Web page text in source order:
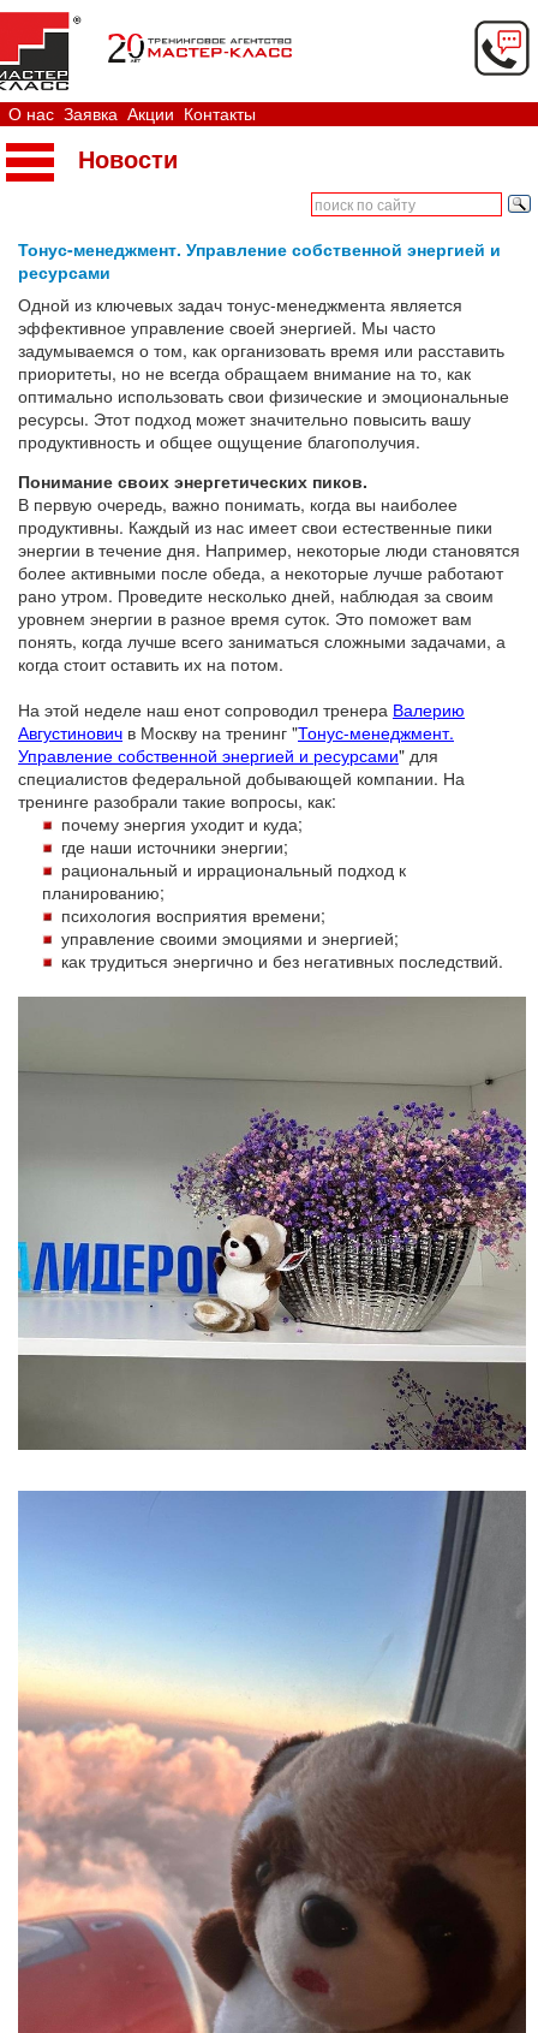
О нас Заявка Акции Контакты
Новости
Тонус-менеджмент. Управление собственной энергией и
ресурсами
Одной из ключевых задач тонус-менеджмента является
эффективное управление своей энергией. Мы часто
задумываемся о том, как организовать время или расставить
приоритеты, но не всегда обращаем внимание на то, как
оптимально использовать свои физические и эмоциональные
ресурсы. Этот подход может значительно повысить вашу
продуктивность и общее ощущение благополучия.
Понимание своих энергетических пиков.
В первую очередь, важно понимать, когда вы наиболее
продуктивны. Каждый из нас имеет свои естественные пики
энергии в течение дня. Например, некоторые люди становятся
более активными после обеда, а некоторые лучше работают
рано утром. Проведите несколько дней, наблюдая за своим
уровнем энергии в разное время суток. Это поможет вам
понять, когда лучше всего заниматься сложными задачами, а
когда стоит оставить их на потом.
На этой неделе наш енот сопроводил тренера Валерию
Августинович в Москву на тренинг "Тонус-менеджмент.
Управление собственной энергией и ресурсами" для
специалистов федеральной добывающей компании. На
тренинге разобрали такие вопросы, как:
почему энергия уходит и куда;
где наши источники энергии;
рациональный и иррациональный подход к
планированию;
психология восприятия времени;
управление своими эмоциями и энергией;
как трудиться энергично и без негативных последствий.